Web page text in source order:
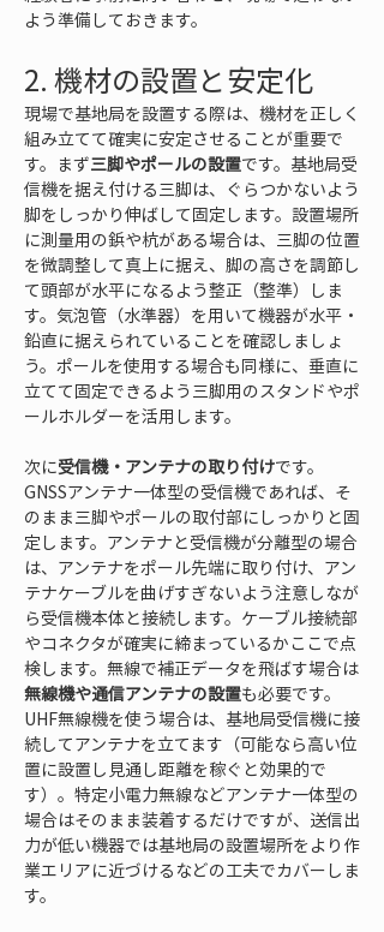
よう準備しておきます。
2. 機材の設置と安定化
現場で基地局を設置する際は、機材を正しく
組み立てて確実に安定させることが重要で
す。まず三脚やポールの設置です。基地局受
信機を据え付ける三脚は、ぐらつかないよう
脚をしっかり伸ばして固定します。設置場所
に測量用の鋲や杭がある場合は、三脚の位置
を微調整して真上に据え、脚の高さを調節し
て頭部が水平になるよう整正（整準）しま
す。気泡管（水準器）を用いて機器が水平・
鉛直に据えられていることを確認しましょ
う。ポールを使用する場合も同様に、垂直に
立てて固定できるよう三脚用のスタンドやポ
ールホルダーを活用します。
次に受信機・アンテナの取り付けです。
GNSSアンテナ一体型の受信機であれば、そ
のまま三脚やポールの取付部にしっかりと固
定します。アンテナと受信機が分離型の場合
は、アンテナをポール先端に取り付け、アン
テナケーブルを曲げすぎないよう注意しなが
ら受信機本体と接続します。ケーブル接続部
やコネクタが確実に締まっているかここで点
検します。無線で補正データを飛ばす場合は
無線機や通信アンテナの設置も必要です。
UHF無線機を使う場合は、基地局受信機に接
続してアンテナを立てます（可能なら高い位
置に設置し見通し距離を稼ぐと効果的で
す）。特定小電力無線などアンテナ一体型の
場合はそのまま装着するだけですが、送信出
力が低い機器では基地局の設置場所をより作
業エリアに近づけるなどの工夫でカバーしま
す。